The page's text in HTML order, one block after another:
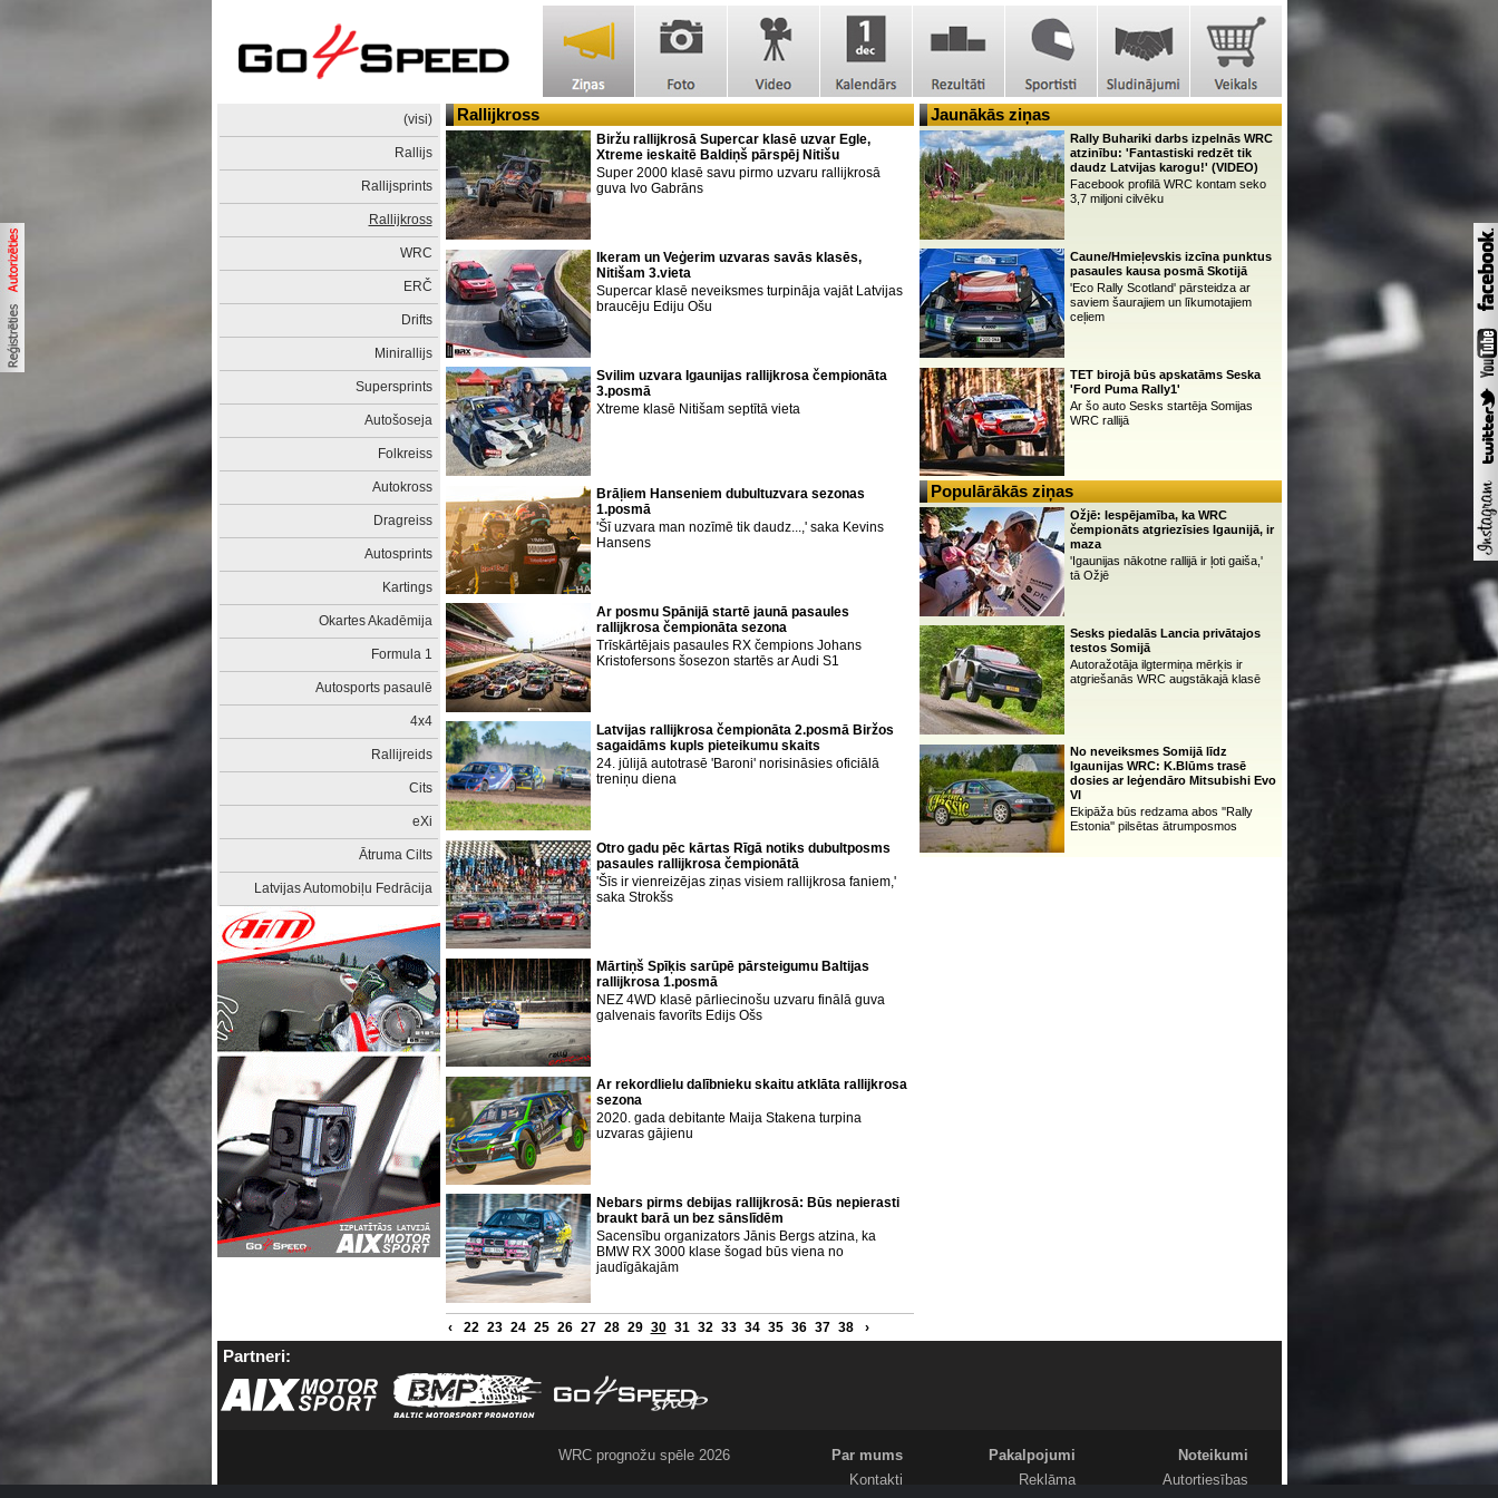
(visi)
Rallijs
Rallijsprints
Rallijkross
WRC
ERČ
Drifts
Minirallijs
Supersprints
Autošoseja
Folkreiss
Autokross
Dragreiss
Autosprints
Kartings
Okartes Akadēmija
Formula 1
Autosports pasaulē
4x4
Rallijreids
Cits
eXi
Ātruma Cilts
Latvijas Automobiļu Fedrācija
Rallijkross
Biržu rallijkrosā Supercar klasē uzvar Egle,
Xtreme ieskaitē Baldiņš pārspēj Nitišu
Super 2000 klasē savu pirmo uzvaru rallijkrosā
guva Ivo Gabrāns
Ikeram un Veģerim uzvaras savās klasēs,
Nitišam 3.vieta
Supercar klasē neveiksmes turpināja vajāt Latvijas
braucēju Ediju Ošu
Svilim uzvara Igaunijas rallijkrosa čempionāta
3.posmā
Xtreme klasē Nitišam septītā vieta
Brāļiem Hanseniem dubultuzvara sezonas
1.posmā
'Šī uzvara man nozīmē tik daudz...,' saka Kevins
Hansens
Ar posmu Spānijā startē jaunā pasaules
rallijkrosa čempionāta sezona
Trīskārtējais pasaules RX čempions Johans
Kristofersons šosezon startēs ar Audi S1
Latvijas rallijkrosa čempionāta 2.posmā Biržos
sagaidāms kupls pieteikumu skaits
24. jūlijā autotrasē 'Baroni' norisināsies oficiālā
treniņu diena
Otro gadu pēc kārtas Rīgā notiks dubultposms
pasaules rallijkrosa čempionātā
'Šīs ir vienreizējas ziņas visiem rallijkrosa faniem,'
saka Strokšs
Mārtiņš Spīķis sarūpē pārsteigumu Baltijas
rallijkrosa 1.posmā
NEZ 4WD klasē pārliecinošu uzvaru finālā guva
galvenais favorīts Edijs Ošs
Ar rekordlielu dalībnieku skaitu atklāta rallijkrosa
sezona
2020. gada debitante Maija Stakena turpina
uzvaras gājienu
Nebars pirms debijas rallijkrosā: Būs nepierasti
braukt barā un bez sānslīdēm
Sacensību organizators Jānis Bergs atzina, ka
BMW RX 3000 klase šogad būs viena no
jaudīgākajām
‹ 22 23 24 25 26 27 28 29 30 31 32 33 34 35 36 37 38 ›
Jaunākās ziņas
Rally Buhariki darbs izpelnās WRC
atzinību: 'Fantastiski redzēt tik
daudz Latvijas karogu!' (VIDEO)
Facebook profilā WRC kontam seko
3,7 miljoni cilvēku
Caune/Hmieļevskis izcīna punktus
pasaules kausa posmā Skotijā
'Eco Rally Scotland' pārsteidza ar
saviem šaurajiem un līkumotajiem
ceļiem
TET birojā būs apskatāms Seska
'Ford Puma Rally1'
Ar šo auto Sesks startēja Somijas
WRC rallijā
Populārākās ziņas
Ožjē: Iespējamība, ka WRC
čempionāts atgriezīsies Igaunijā, ir
maza
'Igaunijas nākotne rallijā ir ļoti gaiša,'
tā Ožjē
Sesks piedalās Lancia privātajos
testos Somijā
Autoražotāja ilgtermiņa mērķis ir
atgriešanās WRC augstākajā klasē
No neveiksmes Somijā līdz
Igaunijas WRC: K.Blūms trasē
dosies ar leģendāro Mitsubishi Evo
VI
Ekipāža būs redzama abos ''Rally
Estonia'' pilsētas ātrumposmos
Partneri:
WRC prognožu spēle 2026
Par mums
Kontakti
Pakalpojumi
Reklāma
Noteikumi
Autortiesības